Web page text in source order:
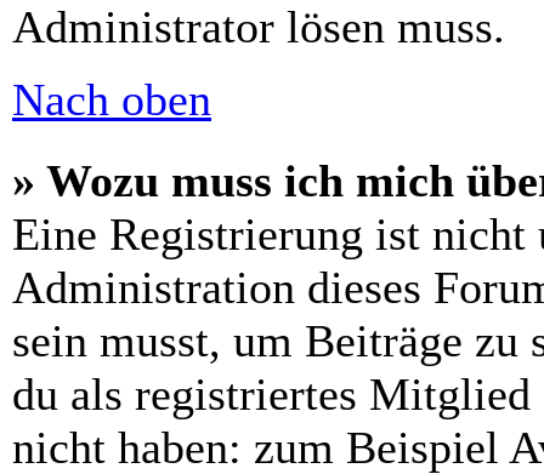
Administrator lösen muss.
Nach oben
» Wozu muss ich mich
Eine Registrierung ist
Administration dieses
sein musst, um Beiträge
du als registriertes Mitglied
nicht haben: zum Beispiel